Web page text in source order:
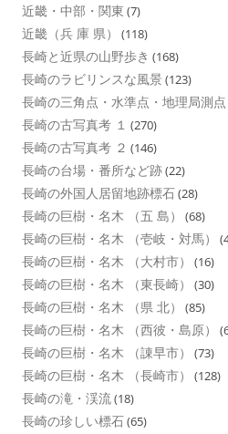
近畿・中部・関東 (7)
近畿（兵 庫 県） (118)
長崎と近県の山野歩き (168)
長崎のラビリンスな風景 (123)
長崎の三角点・水準点・地理局測点
長崎の古写真考 １ (270)
長崎の古写真考 ２ (146)
長崎の台場・番所など跡(22)
長崎の外国人居留地跡標石(28)
長崎の巨樹・名木 （五 島） (68)
長崎の巨樹・名木 （壱岐・対馬）
長崎の巨樹・名木 （大村市） (16)
長崎の巨樹・名木 （東長崎） (30)
長崎の巨樹・名木 （県 北） (85)
長崎の巨樹・名木 （西彼・島原）
長崎の巨樹・名木 （諌早市） (73)
長崎の巨樹・名木 （長崎市） (128)
長崎の滝・渓流(18)
長崎の珍しい標石(65)